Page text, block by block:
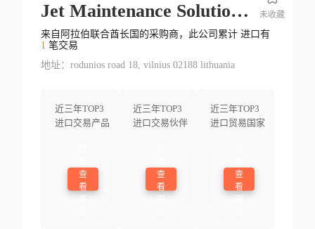
Jet Maintenance Solutions Uab
来自阿拉伯联合酋长国的采购商，此公司累计 进口有
1 笔交易
地址：rodunios road 18, vilnius 02188 lithuania
近三年TOP3
进口交易产品
查
看
近三年TOP3
进口交易伙伴
查
看
近三年TOP3
进口贸易国家
查
看
未收藏